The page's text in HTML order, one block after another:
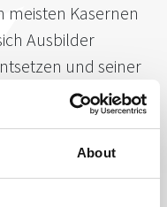
About
meisten Kasernen
Ausbilder
und seiner
tourt der
seinem neuen
zur guten alten